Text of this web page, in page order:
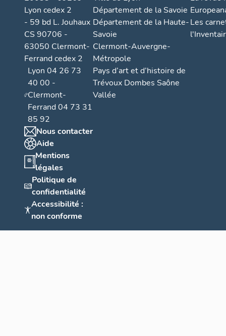
Lyon cedex 2
- 59 bd L. Jouhaux
CS 90706 -
63050 Clermont-
Ferrand cedex 2
Lyon 04 26 73
40 00 -
Clermont-
Ferrand 04 73 31
85 92
Nous contacter
Aide
Mentions
légales
Politique de
confidentialité
Accessibilité :
non conforme
Département de la Savoie
Département de la Haute-
Savoie
Clermont-Auvergne-
Métropole
Pays d’art et d’histoire de
Trévoux Dombes Saône
Vallée
Les